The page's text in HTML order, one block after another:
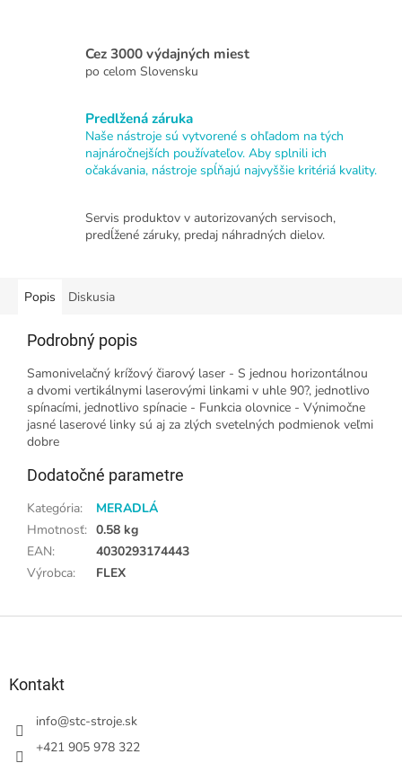
Cez 3000 výdajných miest
po celom Slovensku
Predlžená záruka
Naše nástroje sú vytvorené s ohľadom na tých
najnáročnejších používateľov. Aby splnili ich
očakávania, nástroje spĺňajú najvyššie kritériá kvality.
Servis produktov v autorizovaných servisoch,
predĺžené záruky, predaj náhradných dielov.
Popis Diskusia
Podrobný popis
Samonivelačný krížový čiarový laser - S jednou horizontálnou
a dvomi vertikálnymi laserovými linkami v uhle 90?, jednotlivo
spínacími, jednotlivo spínacie - Funkcia olovnice - Výnimočne
jasné laserové linky sú aj za zlých svetelných podmienok veľmi
dobre
Dodatočné parametre
Kategória:
MERADLÁ
Hmotnosť: 0.58 kg
EAN:
4030293174443
Výrobca: FLEX
Kontakt
info@stc-stroje.sk
+421 905 978 322